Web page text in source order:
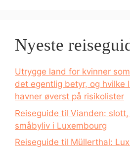
Nyeste
Utrygge land for kvinner
det egentlig betyr, og hvilke
havner øverst på risikolister
Reiseguide til Vianden:
småbyliv i Luxembourg
Reiseguide til Müllerthal: